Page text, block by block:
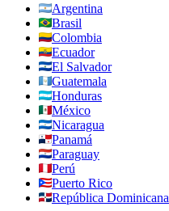
Argentina
Brasil
Colombia
Ecuador
El Salvador
Guatemala
Honduras
México
Nicaragua
Panamá
Paraguay
Perú
Puerto Rico
República Dominicana